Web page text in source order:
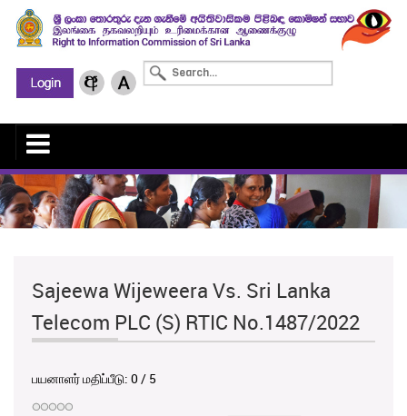
Sajeewa Wijeweera Vs. Sri Lanka
Telecom PLC (S) RTIC No.1487/2022
பயனாளர் மதிப்பீடு: 0/ 5